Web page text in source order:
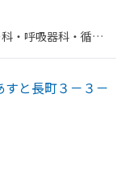
・​呼吸器科・​循環
と長町３－３－